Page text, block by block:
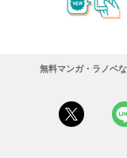
無料マンガ・ラノベ